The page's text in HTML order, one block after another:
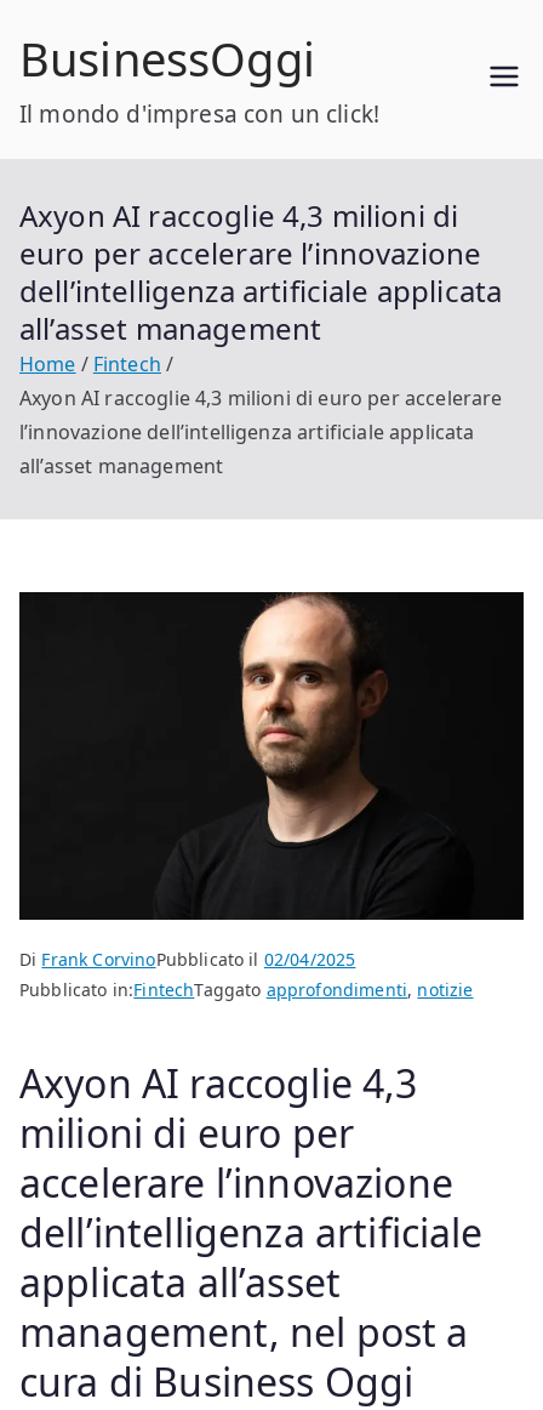
contenuto
BusinessOggi
Il mondo d'impresa con un click!
Axyon AI raccoglie 4,3 milioni di
euro per accelerare l’innovazione
dell’intelligenza artificiale applicata
all’asset management
Home
Fintech
Axyon AI raccoglie 4,3 milioni di euro per accelerare
l’innovazione dell’intelligenza artificiale applicata
all’asset management
Di Frank CorvinoPubblicato il 02/04/2025
Pubblicato in:FintechTaggato approfondimenti, notizie
Axyon AI raccoglie 4,3
milioni di euro per
accelerare l’innovazione
dell’intelligenza artificiale
applicata all’asset
management, nel post a
cura di Business Oggi